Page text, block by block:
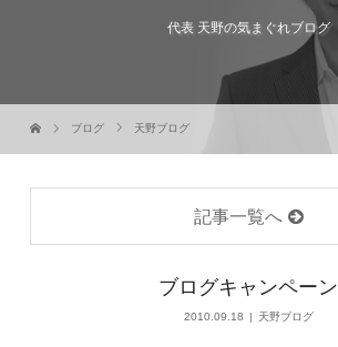
代表 天野の気まぐれブログ
ブログ 天野ブログ
記事一覧へ
ブログキャンペーン
2010.09.18 天野ブログ